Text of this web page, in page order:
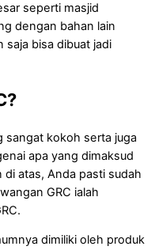
seperti masjid
dengan bahan lain
saja bisa dibuat jadi
sangat kokoh serta juga
apa yang dimaksud
di atas, Anda pasti sudah
GRC ialah
dimiliki oleh produk